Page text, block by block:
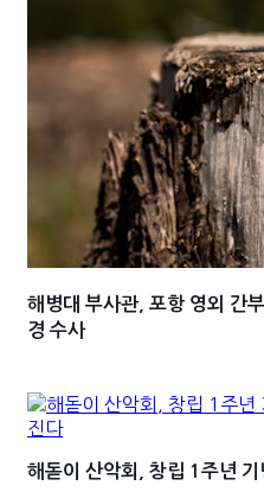
해병대 부사관, 포항 영외 간
경 수사
해돋이 산악회, 창립 1주년